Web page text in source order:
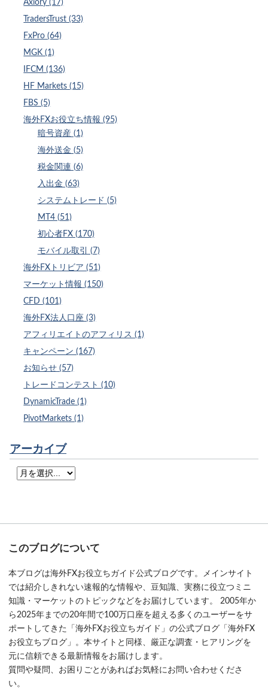
Axiory (17)
TradersTrust (33)
FxPro (64)
MGK (1)
IFCM (136)
HF Markets (15)
FBS (5)
海外FXお役立ち情報 (95)
暗号資産 (1)
海外送金 (5)
税金関連 (6)
入出金 (63)
システムトレード (5)
MT4 (51)
初心者FX (170)
モバイル取引 (7)
海外FXトリビア (51)
マーケット情報 (150)
CFD (101)
海外FX法人口座 (3)
アフィリエイトのアフィリス (1)
キャンペーン (167)
お知らせ (57)
トレードコンテスト (10)
DynamicTrade (1)
PivotMarkets (1)
アーカイブ
このブログについて
本ブログは海外FXお役立ちガイド公式ブログです。メインサイト
では紹介しきれない速報的な情報や、豆知識、実務に役立つミニ
知識・マーケットのトピックなどをお届けしています。 2005年か
ら2025年までの20年間で100万口座を超える多くのユーザーをサ
ポートしてきた「海外FXお役立ちガイド」の公式ブログ「海外FX
お役立ちブログ」。本サイトと同様、厳正な調査・ヒアリングを
元に信頼できる最新情報をお届けします。
質問や疑問、お困りごとがあればお気軽にお問い合わせくださ
い。